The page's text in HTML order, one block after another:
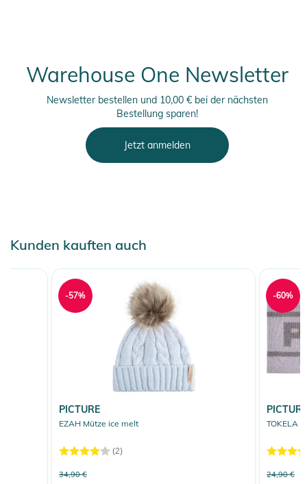
Warehouse One Newsletter
Newsletter bestellen und 10,00 € bei der nächsten
Bestellung sparen!
Jetzt anmelden
Kunden kauften auch
PICTURE
EZAH Mütze ice melt
(2)
34,90 €
-57%
PICTURE
TOKELA
24,90 €
-60%